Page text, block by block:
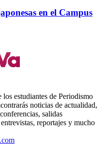
en el Campus
estudiantes de Periodismo
noticias de actualidad,
salidas
reportajes y mucho